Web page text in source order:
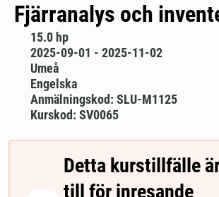
Fjärranalys och
15.0 hp
2025-09-01 - 2025-11-02
Umeå
Engelska
Anmälningskod: SLU-M1125
Kurskod: SV0065
Detta kurstillfälle
till för inresande